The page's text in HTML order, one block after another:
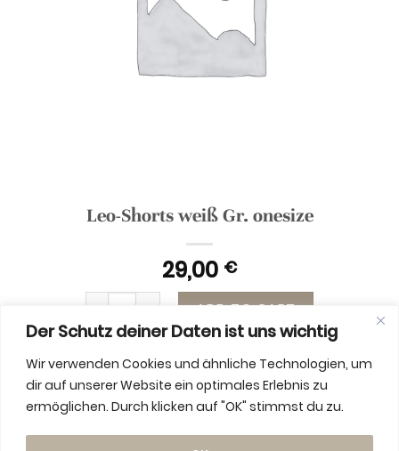
Der Schutz deiner Daten ist uns wichtig
Wir verwenden Cookies und ähnliche Technologien, um
dir auf unserer Website ein optimales Erlebnis zu
ermöglichen. Durch klicken auf "OK" stimmst du zu.
Leo-Shorts weiß Gr. onesize
29,00 €
Leo-Shorts weiß Gr. onesize quantity
ADD TO CART
ADDITIONAL INFORMATION